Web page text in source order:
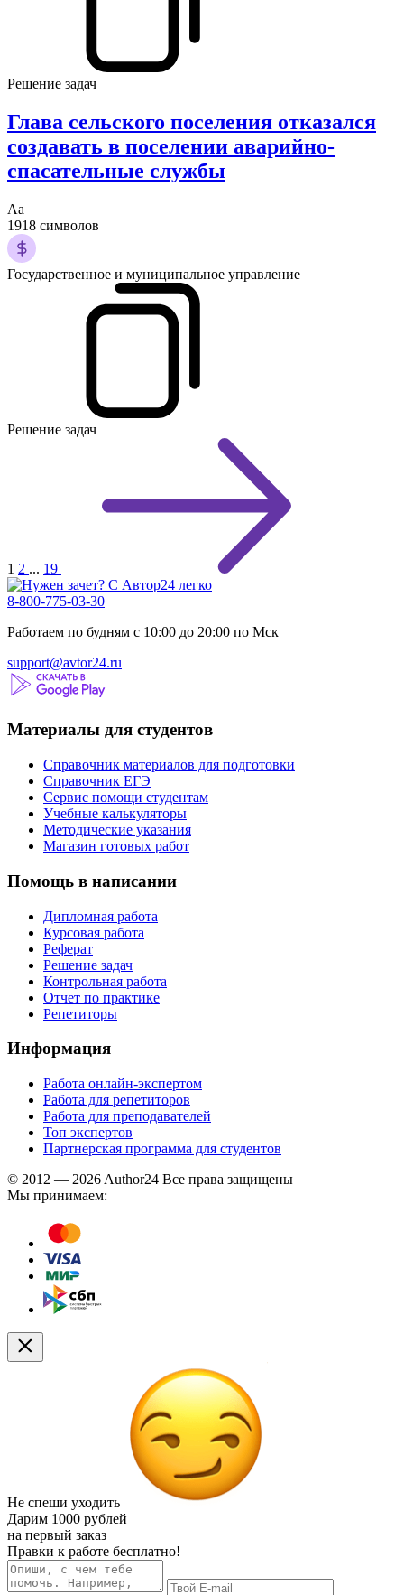
Решение задач
Глава сельского поселения отказался
создавать в поселении аварийно-
спасательные службы
Аа
1918 символов
Государственное и муниципальное управление
Решение задач
1 2 ... 19
8-800-775-03-30
Работаем по будням с 10:00 до 20:00 по Мск
support@avtor24.ru
Материалы для студентов
Справочник материалов для подготовки
Справочник ЕГЭ
Сервис помощи студентам
Учебные калькуляторы
Методические указания
Магазин готовых работ
Помощь в написании
Дипломная работа
Курсовая работа
Реферат
Решение задач
Контрольная работа
Отчет по практике
Репетиторы
Информация
Работа онлайн-экспертом
Работа для репетиторов
Работа для преподавателей
Топ экспертов
Партнерская программа для студентов
© 2012 — 2026 Author24 Все права защищены
Мы принимаем:
Не спеши уходить
Дарим 1000 рублей
на первый заказ
Правки к работе бесплатно!